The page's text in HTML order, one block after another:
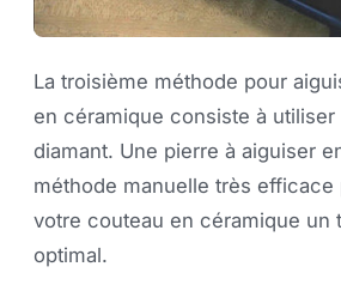
La troisième méthode pour
en céramique consiste à
diamant. Une pierre à aiguiser
méthode manuelle très efficace
votre couteau en céramique un
optimal.